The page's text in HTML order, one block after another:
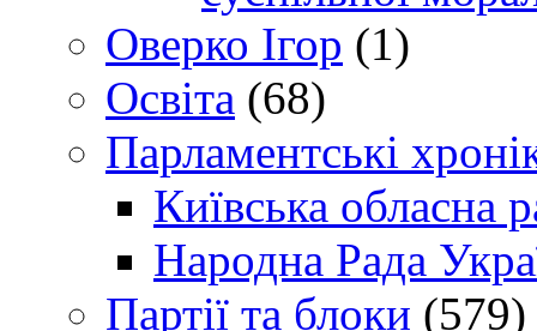
Оверко Ігор (1)
Освіта (68)
Парламентські
Київська обласна
Народна Рада
Партії та блоки (579)